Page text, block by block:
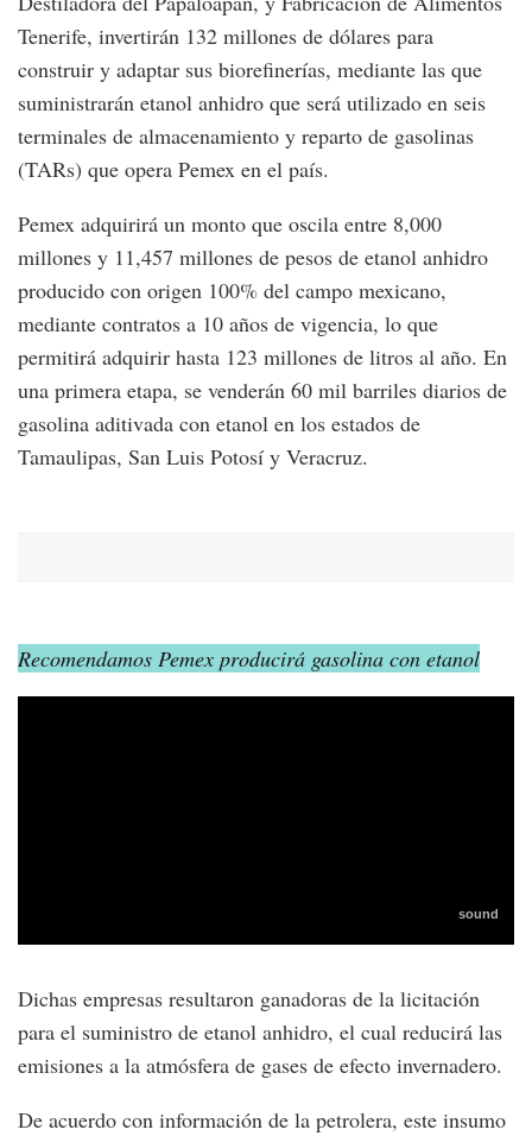
Tenerife, invertirán 132 millones de dólares para
construir y adaptar sus biorefinerías, mediante las que
suministrarán etanol anhidro que será utilizado en seis
terminales de almacenamiento y reparto de gasolinas
(TARs) que opera Pemex en el país.
Pemex adquirirá un monto que oscila entre 8,000
millones y 11,457 millones de pesos de etanol anhidro
producido con origen 100% del campo mexicano,
mediante contratos a 10 años de vigencia, lo que
permitirá adquirir hasta 123 millones de litros al año. En
una primera etapa, se venderán 60 mil barriles diarios de
gasolina aditivada con etanol en los estados de
Tamaulipas, San Luis Potosí y Veracruz.
Recomendamos Pemex producirá gasolina con etanol
Dichas empresas resultaron ganadoras de la licitación
para el suministro de etanol anhidro, el cual reducirá las
emisiones a la atmósfera de gases de efecto invernadero.
De acuerdo con información de la petrolera, este insumo